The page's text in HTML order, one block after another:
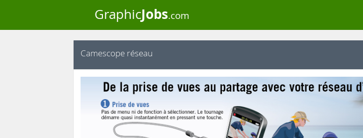
GraphicJobs.com
Camescope réseau